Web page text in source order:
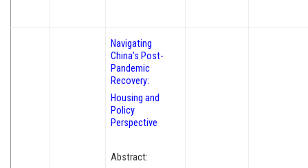
Navigating
China’s Post-
Pandemic
Recovery:
Housing and
Policy
Perspective
Abstract: